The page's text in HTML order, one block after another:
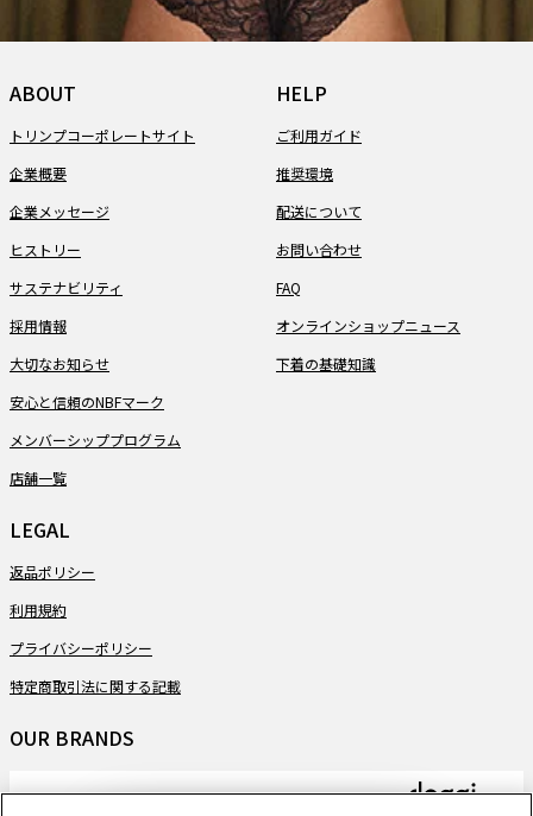
ABOUT
トリンプコーポレートサイト
企業概要
企業メッセージ
ヒストリー
サステナビリティ
採用情報
大切なお知らせ
安心と信頼のNBFマーク
メンバーシッププログラム
店舗一覧
HELP
ご利用ガイド
推奨環境
配送について
お問い合わせ
FAQ
オンラインショップニュース
下着の基礎知識
LEGAL
返品ポリシー
利用規約
プライバシーポリシー
特定商取引法に関する記載
OUR BRANDS